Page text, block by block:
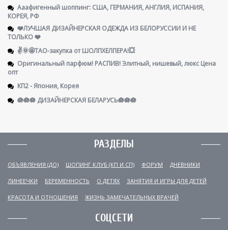
Ааафигенный шоппинг: США, ГЕРМАНИЯ, АНГЛИЯ, ИСПАНИЯ,
КОРЕЯ, РФ
❤️ЛУЧШАЯ ДИЗАЙНЕРСКАЯ ОДЕЖДА ИЗ БЕЛОРУССИИ И НЕ
ТОЛЬКО ❤️
✌️🌞🤩ТАО-закупка от ШОЛПХЕЛПЕРА!💥
Оригинальный парфюм! РАСПИВ! Элитный, нишевый, люкс Цена
опт
КП2 - Япония, Корея
🪷🪷🪷 ДИЗАЙНЕРСКАЯ БЕЛАРУСЬ🪷🪷🪷
РАЗДЕЛЫ
ОБЪЯВЛЕНИЯ (ДО) ШОПИНГ КЛУБ (КП И СП) ФОРУМ ДНЕВНИКИ
ЛИНЕЕЧКИ БЕРЕМЕННОСТЬ О ДЕТЯХ ЗАНЯТИЯ И ИГРЫ ДЛЯ ДЕТЕЙ
КРАСОТА И ОТНОШЕНИЯ ЖИЗНЬ ЗАМЕЧАТЕЛЬНЫХ ВРАЧЕЙ
СОЦСЕТИ